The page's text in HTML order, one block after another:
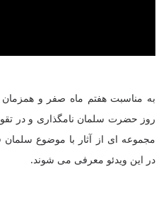
به مناسبت هفتم ماه صفر و همزمان
روز حضرت سلمان نامگذاری و در
مجموعه ای از آثار با موضوع
در این ویدئو معرفی می شوند.